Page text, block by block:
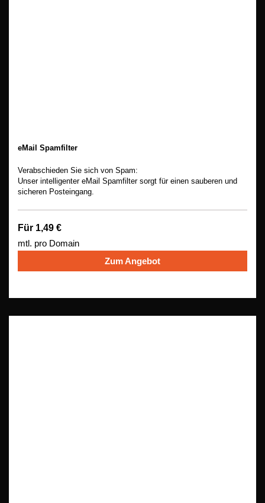
eMail Spamfilter
Verabschieden Sie sich von Spam:
Unser intelligenter eMail Spamfilter sorgt für einen sauberen und
sicheren Posteingang.
Für 1,49 €
mtl. pro Domain
Zum Angebot